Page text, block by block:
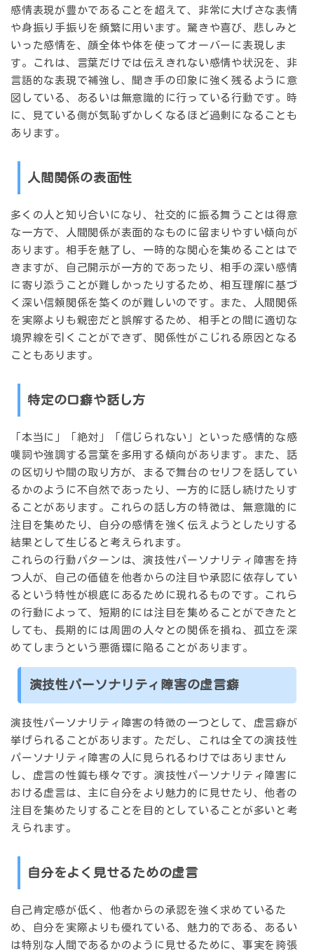
感情表現が豊かであることを超えて、 非常に大げさな表情
や身振り手振り を頻繁に用います。驚きや喜び、悲しみと
いった感情を、顔全体や体を使ってオーバーに表現しま
す。これは、言葉だけでは伝えきれない感情や状況を、非
言語的な表現で補強し、聞き手の印象に強く残るように意
図している、あるいは無意識的に行っている行動です。時
に、見ている側が気恥ずかしくなるほど過剰になることも
あります。
人間関係の表面性
多くの人と知り合いになり、社交的に振る舞うことは得意
な一方で、
人間関係が表面的なものに留まりやすい傾向が
あります。相手を魅了し、一時的な関心を集めることはで
きますが、自己開示が一方的であったり、相手の深い感情
に寄り添うことが難しかったりするため、相互理解に基づ
く深い信頼関係を築くのが難しいのです。また、人間関係
を実際よりも親密だと誤解するため、相手との間に適切な
境界線を引くことができず、関係性がこじれる原因となる
こともあります。
特定の口癖や話し方
「本当に」「絶対」「信じられない」といった 感情的な感
嘆詞や強調する言葉を多用する 傾向があります。また、話
の区切りや間の取り方が、まるで舞台のセリフを話してい
るかのように不自然であったり、一方的に話し続けたりす
ることがあります。これらの話し方の特徴は、無意識的に
注目を集めたり、自分の感情を強く伝えようとしたりする
結果として生じると考えられます。
これらの行動パターンは、演技性パーソナリティ障害を持
つ人が、自己の価値を他者からの注目や承認に依存してい
るという特性が根底にあるために現れるものです。これら
の行動によって、短期的には注目を集めることができたと
しても、長期的には周囲の人々との関係を損ね、孤立を深
めてしまうという悪循環に陥ることがあります。
演技性パーソナリティ障害の虚言癖
演技性パーソナリティ障害の特徴の一つとして、虚言癖が
挙げられることがあります。ただし、これは全ての演技性
パーソナリティ障害の人に見られるわけではありません
し、虚言の性質も様々です。演技性パーソナリティ障害に
おける虚言は、主に 自分をより魅力的に見せたり、他者の
注目を集めたりすること を目的としていることが多いと考
えられます。
自分をよく見せるための虚言
自己肯定感が低く、他者からの承認を強く求めているた
め、
自分を実際よりも優れている、魅力的である、あるい
は特別な人間であるかのように見せるために、事実を誇張